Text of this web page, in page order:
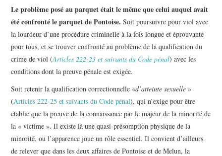
Le problème posé au parquet était le même que celui auquel avait
été confronté le parquet de Pontoise. Soit poursuivre pour viol avec
la lourdeur d’une procédure criminelle à la fois longue et éprouvante
pour tous, et se trouver confronté au problème de la qualification du
crime de viol (Articles 222-23 et suivants du Code pénal) avec les
conditions dont la preuve pénale est exigée.
Soit retenir la qualification correctionnelle «d’atteinte sexuelle »
(Articles 222-25 et suivants du Code pénal), qui n’exige pour être
établie que la preuve de la connaissance par le majeur de la minorité de
la « victime ». Il existe là une quasi-présomption physique de la
minorité, ou l’apparence joue un rôle essentiel. Il convient d’ailleurs
de relever que dans les deux affaires de Pontoise et de Melun, la